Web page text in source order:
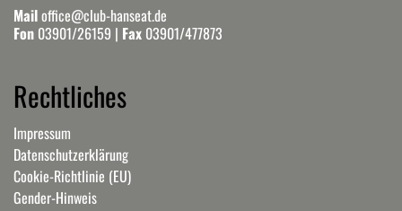
Mailoffice@club-hanseat.de
Fon 03901/26159 | Fax 03901/477873
Rechtliches
Impressum
Datenschutzerklärung
Cookie-Richtlinie (EU)
Gender-Hinweis